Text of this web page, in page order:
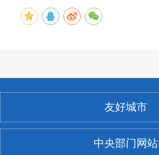
友好城市
中央部门网站